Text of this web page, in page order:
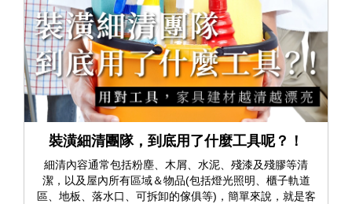
裝潢細清團隊，到底用了什麼工具呢？！
細清內容通常包括粉塵、木屑、水泥、殘漆及殘膠等清
潔，以及屋內所有區域＆物品(包括燈光照明、櫃子軌道
區、地板、落水口、可拆卸的傢俱等)，簡單來說，就是客